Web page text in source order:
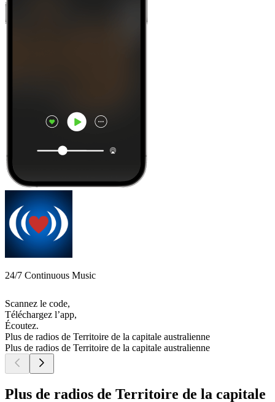
24/7 Continuous Music
Scannez le code,
Téléchargez l’app,
Écoutez.
Plus de radios de Territoire de la capitale australienne
Plus de radios de Territoire de la capitale australienne
Plus de radios de Territoire de la capitale